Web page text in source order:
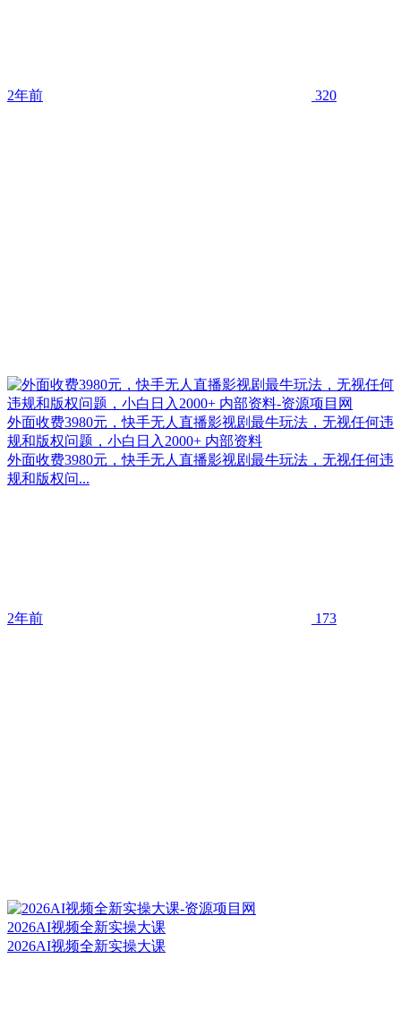
2年前 320
外面收费3980元，快手无人直播影视剧最牛玩法，无视任何违
规和版权问题，小白日入2000+ 内部资料
外面收费3980元，快手无人直播影视剧最牛玩法，无视任何违
规和版权问...
2年前 173
2026AI视频全新实操大课
2026AI视频全新实操大课